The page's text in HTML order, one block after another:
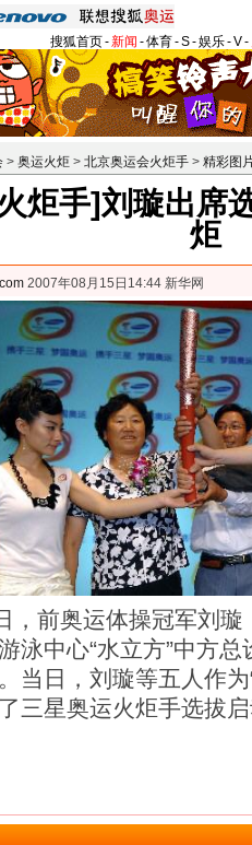
搜狐首页-新闻 -体育-S-娱乐-V-
> 奥运火炬 > 北京奥运会火炬手 > 精彩图
炬手]刘璇出席
炬
2007年08月15日14:44 新华网
前奥运体操冠军刘璇
泳中心“水立方”中方
当日，刘璇等五人作
三星奥运火炬手选拔